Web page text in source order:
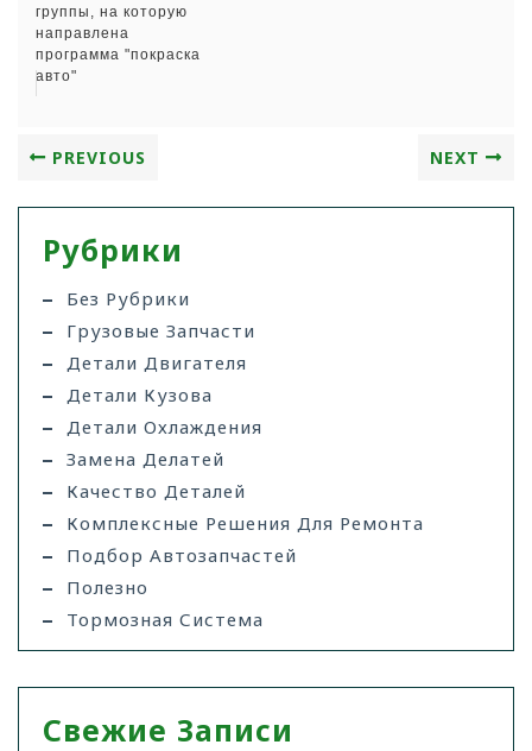
группы, на которую
направлена
программа "покраска
авто"
PREVIOUS NEXT
Рубрики
Без Рубрики
Грузовые Запчасти
Детали Двигателя
Детали Кузова
Детали Охлаждения
Замена Делатей
Качество Деталей
Комплексные Решения Для Ремонта
Подбор Автозапчастей
Полезно
Тормозная Система
Свежие Записи